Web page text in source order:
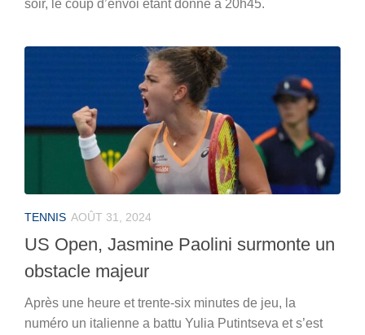
soir, le coup d’envoi étant donné à 20h45.
TENNIS AOÛT 31, 2024
US Open, Jasmine Paolini surmonte un
obstacle majeur
Après une heure et trente-six minutes de jeu, la
numéro un italienne a battu Yulia Putintseva et s’est